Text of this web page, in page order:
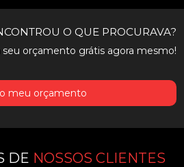
O QUE PROCURAVA?
seu orçamento grátis agora mesmo!
meu orçamento
DE NOSSOS CLIENTES